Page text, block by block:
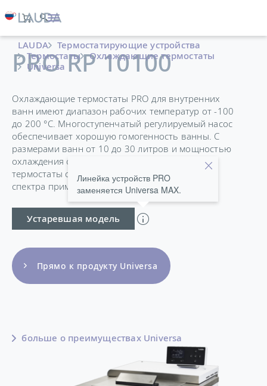
LAUDA
Термостатирующие устройства
Термостаты
Охлаждающие термостаты
Universa
PRO RP 10100
Охлаждающие термостаты PRO для внутренних
ванн имеют диапазон рабочих температур от -100
до 200 °C. Многоступенчатый регулируемый насос
обеспечивает хорошую гомогенность ванны. С
размерами ванн от 10 до 30 литров и мощностью
охлаждения от 0,4 до 1,5 кВт, охлаждаемые
термостаты с ванной подходят для широкого
спектра применений.
Устаревшая модель
Линейка устройств PRO
заменяется Universa MAX.
Прямо к продукту Universa
больше о преимуществах Universa